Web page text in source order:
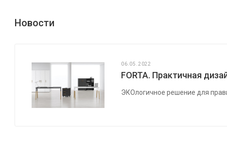
Новости
06.05.2022
FORTA. Практичная
ЭКОлогичное решение для